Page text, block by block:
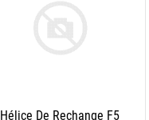
Hélice De Rechange F5